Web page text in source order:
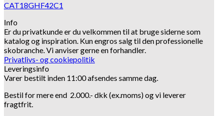
CAT18GHF42C1
Info
Er du privatkunde er du velkommen til at bruge siderne som
katalog og inspiration. Kun engros salg til den professionelle
skobranche.Vi anviser gerne en forhandler.
Privatlivs- og cookiepolitik
Leveringsinfo
Varer bestilt inden 11:00 afsendes samme dag.
Bestil for mere end 2.000.- dkk (ex.moms) og vi leverer
fragtfrit.